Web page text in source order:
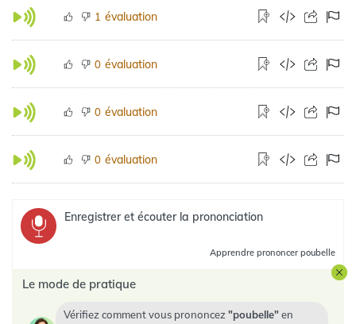
1 évaluation
0 évaluation
0 évaluation
0 évaluation
Enregistrer et écouter la prononciation
Apprendre prononcer poubelle
Le mode de pratique
Vérifiez comment vous prononcez poubelle en